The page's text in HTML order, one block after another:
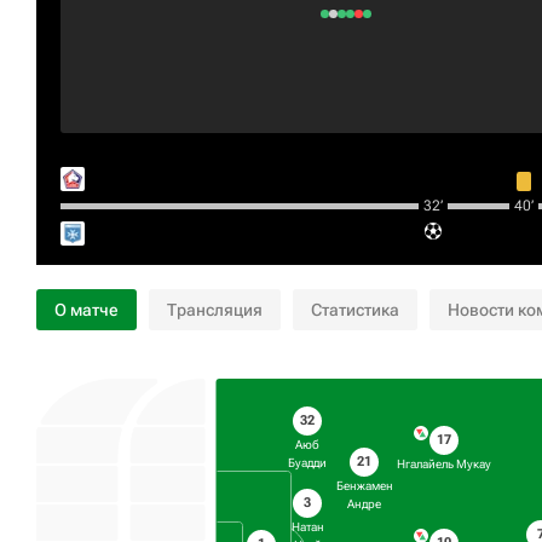
32‎’‎ 40‎’‎
О матче Трансляция Статистика Новости
32
Аюб
Буадди
3
Натан
21
Бенжамен
Андре
17
Нгалайель Мукау